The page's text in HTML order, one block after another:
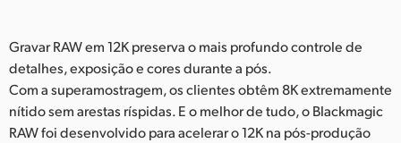
Gravar RAW em 12K preserva o mais profundo controle de
detalhes, exposição e cores durante a pós.
Com a superamostragem, os clientes obtêm 8K extremamente
nítido sem arestas ríspidas. E o melhor de tudo, o Blackmagic
RAW foi desenvolvido para acelerar o 12K na pós-produção